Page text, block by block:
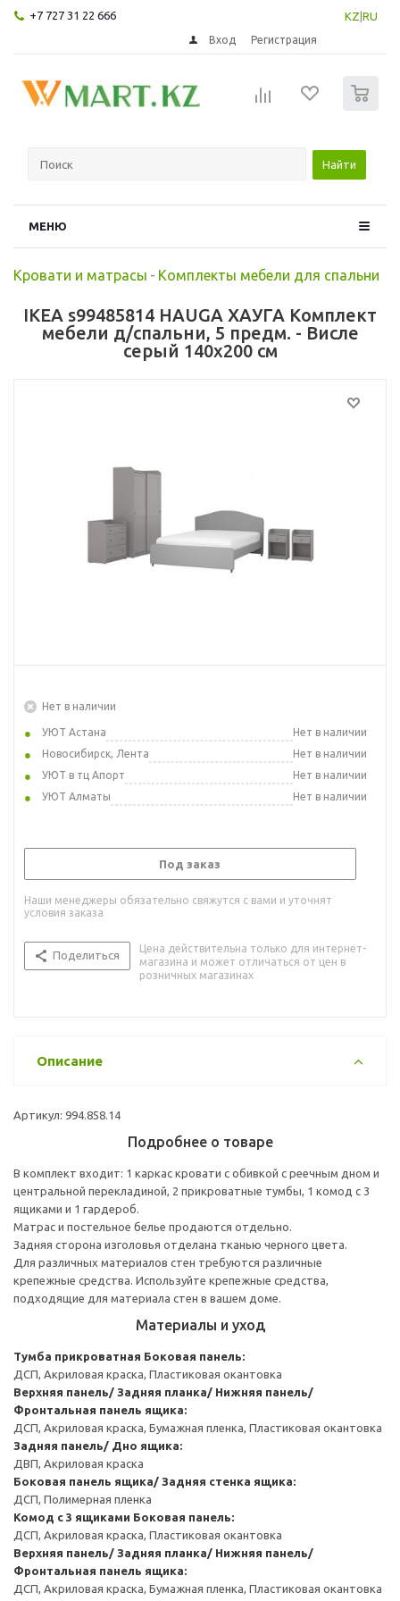
+7 727 31 22 666 KZ RU
Вход Регистрация
Найти
МЕНЮ
Кровати и матрасы - Комплекты мебели для спальни
IKEA s99485814 HAUGA ХАУГА Комплект
мебели д/спальни, 5 предм. - Висле
серый 140x200 см
Нет в наличии
УЮТ Астана
Нет в наличии
Новосибирск, Лента
Нет в наличии
УЮТ в тц Апорт
Нет в наличии
УЮТ Алматы
Нет в наличии
Под заказ
Наши менеджеры обязательно свяжутся с вами и уточнят
условия заказа
Поделиться
Цена действительна только для интернет-
магазина и может отличаться от цен в
розничных магазинах
Описание
Артикул: 994.858.14
Подробнее о товаре
В комплект входит: 1 каркас кровати с обивкой с реечным дном и
центральной перекладиной, 2 прикроватные тумбы, 1 комод с 3
ящиками и 1 гардероб.
Матрас и постельное белье продаются отдельно.
Задняя сторона изголовья отделана тканью черного цвета.
Для различных материалов стен требуются различные
крепежные средства. Используйте крепежные средства,
подходящие для материала стен в вашем доме.
Материалы и уход
Тумба прикроватная Боковая панель:
ДСП, Акриловая краска, Пластиковая окантовка
Верхняя панель/ Задняя планка/ Нижняя панель/
Фронтальная панель ящика:
ДСП, Акриловая краска, Бумажная пленка, Пластиковая окантовка
Задняя панель/ Дно ящика:
ДВП, Акриловая краска
Боковая панель ящика/ Задняя стенка ящика:
ДСП, Полимерная пленка
Комод с 3 ящиками Боковая панель:
ДСП, Акриловая краска, Пластиковая окантовка
Верхняя панель/ Задняя планка/ Нижняя панель/
Фронтальная панель ящика:
ДСП, Акриловая краска, Бумажная пленка, Пластиковая окантовка